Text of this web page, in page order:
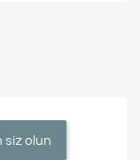
siz olun